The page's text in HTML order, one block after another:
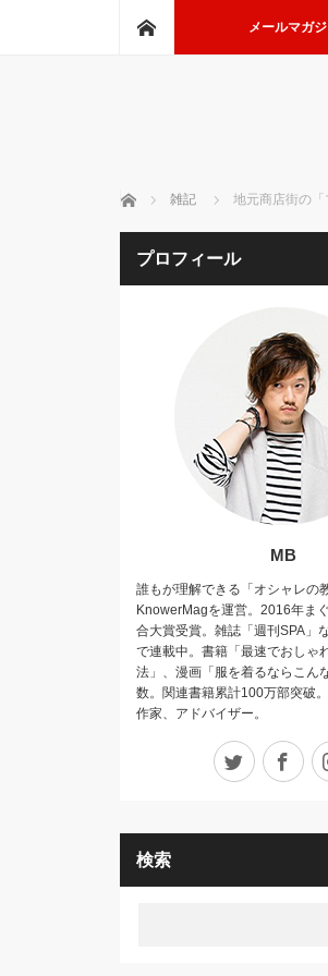
メールマガ
ホーム 雑記 地元商店街の
プロフィール
MB
誰もが理解できる「オシャレの
KnowerMagを運営。2016年ま
合大賞受賞。雑誌「週刊SPA」
で連載中。書籍「最速でおしゃ
法」、漫画「服を着るならこん
数。関連書籍累計100万部突破
作家、アドバイザー。
Twitter
検索